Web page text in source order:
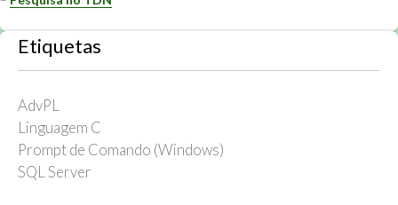
Etiquetas
AdvPL
Linguagem C
Prompt de Comando (Windows)
SQL Server